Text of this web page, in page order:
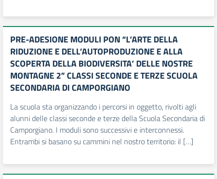
PRE-ADESIONE MODULI PON “L’ARTE DELLA
RIDUZIONE E DELL’AUTOPRODUZIONE E ALLA
SCOPERTA DELLA BIODIVERSITA’ DELLE NOSTRE
MONTAGNE 2” CLASSI SECONDE E TERZE SCUOLA
SECONDARIA DI CAMPORGIANO
La scuola sta organizzando i percorsi in oggetto, rivolti agli
alunni delle classi seconde e terze della Scuola Secondaria di
Camporgiano. I moduli sono successivi e interconnessi.
Entrambi si basano su cammini nel nostro territorio: il […]